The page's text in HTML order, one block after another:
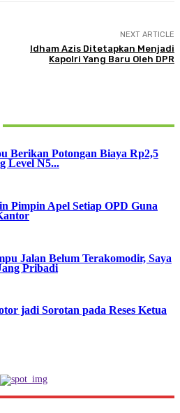
NEXT ARTICLE
Idham Azis Ditetapkan Menjadi
Kapolri Yang Baru Oleh DPR
Berikan Potongan Biaya Rp2,5
Level N5...
Pimpin Apel Setiap OPD Guna
Jalan Belum Terakomodir, Saya
Pribadi
jadi Sorotan pada Reses Ketua